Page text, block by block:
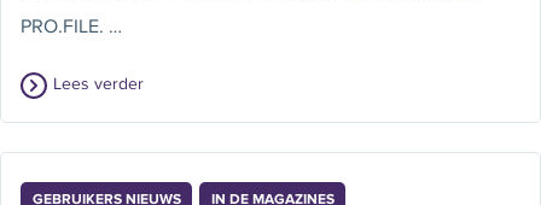
PRO.FILE. …
Lees verder
GEBRUIKERS NIEUWS IN DE MAGAZINES